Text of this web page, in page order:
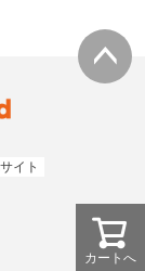
カートへ